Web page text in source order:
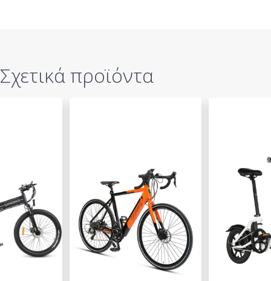
Σχετικά προϊόντα